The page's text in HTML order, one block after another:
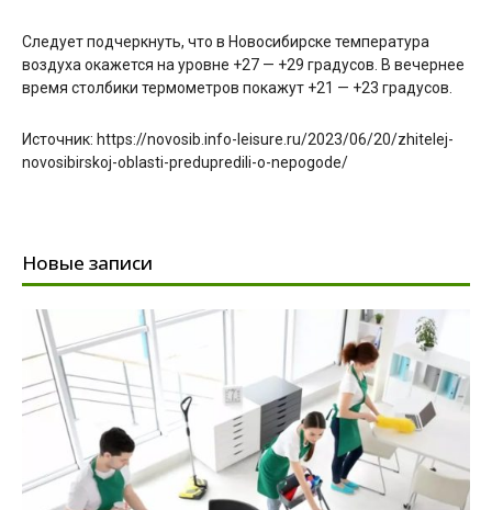
Следует подчеркнуть, что в Новосибирске температура
воздуха окажется на уровне +27 — +29 градусов. В вечернее
время столбики термометров покажут +21 — +23 градусов.
Источник: https://novosib.info-leisure.ru/2023/06/20/zhitelej-
novosibirskoj-oblasti-predupredili-o-nepogode/
Новые записи